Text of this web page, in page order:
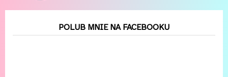
POLUB MNIE NA FACEBOOKU